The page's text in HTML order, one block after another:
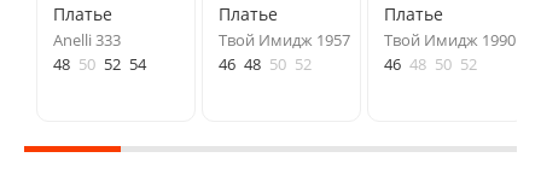
Платье
Anelli 333
48 50 52 54
Платье
Твой Имидж 1957
46 48 50 52
Платье
Твой Имидж 1990
46 48 50 52